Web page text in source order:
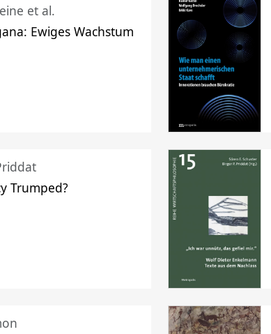
et al.
Ewiges Wachstum
Trumped?